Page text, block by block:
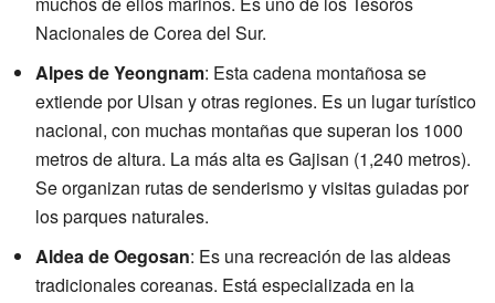
Nacionales de Corea del Sur.
Alpes de Yeongnam: Esta cadena montañosa se
extiende por Ulsan y otras regiones. Es un lugar turístico
nacional, con muchas montañas que superan los 1000
metros de altura. La más alta es Gajisan (1,240 metros).
Se organizan rutas de senderismo y visitas guiadas por
los parques naturales.
Aldea de Oegosan: Es una recreación de las aldeas
tradicionales coreanas. Está especializada en la